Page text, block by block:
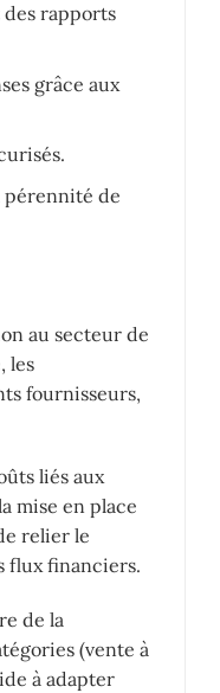
rapports
grâce aux
pérennité de
au secteur de
les
fournisseurs,
liés aux
mise en place
relier le
flux financiers.
de la
(vente à
à adapter